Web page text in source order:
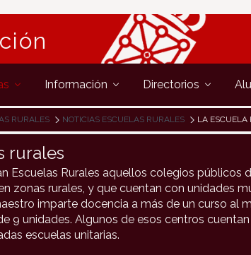
Información Directorios
RURALES NOTICIAS ESCUELAS RURALES LA ESCUELA RURAL DE
rurales
Escuelas Rurales aquellos colegios públicos
zonas rurales, y que cuentan con unidades
imparte docencia a más de un curso al
9 unidades. Algunos de esos centros
escuelas unitarias.